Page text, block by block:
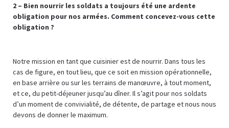
2 – Bien nourrir les soldats a toujours été une ardente
obligation pour nos armées. Comment concevez-vous cette
obligation ?
Notre mission en tant que cuisinier est de nourrir. Dans tous les
cas de figure, en tout lieu, que ce soit en mission opérationnelle,
en base arrière ou sur les terrains de manœuvre, à tout moment,
et ce, du petit-déjeuner jusqu’au dîner. Il s’agit pour nos soldats
d’un moment de convivialité, de détente, de partage et nous nous
devons de donner le maximum.